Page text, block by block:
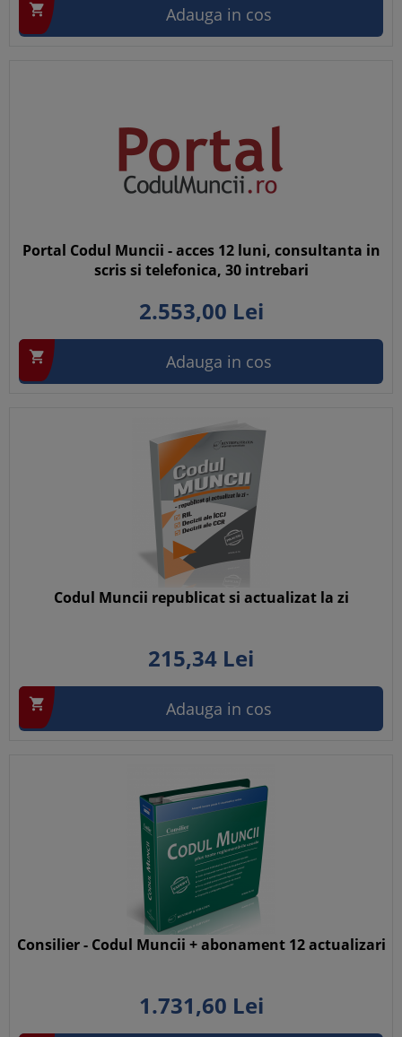
 Adauga in cos
Portal Codul Muncii - acces 12 luni, consultanta in
scris si telefonica, 30 intrebari
2.553,00 Lei
 Adauga in cos
Codul Muncii republicat si actualizat la zi
215,34 Lei
 Adauga in cos
Consilier - Codul Muncii + abonament 12 actualizari
1.731,60 Lei